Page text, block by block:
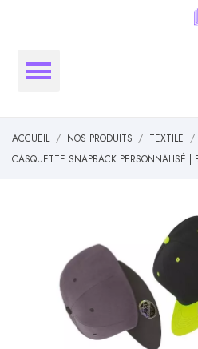
ACCUEIL NOS PRODUITS TEXTILE
CASQUETTE SNAPBACK PERSONNALISÉ |